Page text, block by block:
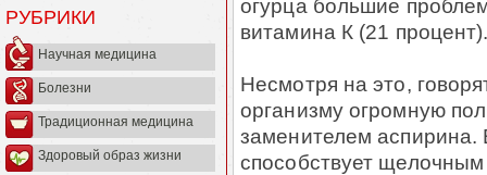
РУБРИКИ
Научная медицина
Болезни
Традиционная медицина
Здоровый образ жизни
огурца большие
витамина К (21
Несмотря на это,
организму огромную
заменителем аспирина.
способствует